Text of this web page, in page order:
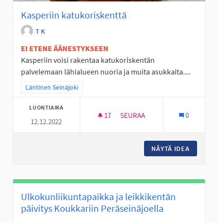
Kasperiin katukoriskenttä
T K
EI ETENE ÄÄNESTYKSEEN
Kasperiin voisi rakentaa katukoriskentän
palvelemaan lähialueen nuoria ja muita asukkaita....
Rajaa tulokset teeman mukaan: Läntinen Seinäjoki
Läntinen Seinäjoki
LUONTIAIKA
12.12.2022
17 17 SEURAAJAA
SEURAA 0
NÄYTÄ IDEA
Ulkokunliikuntapaikka ja leikkikentän
päivitys Koukkariin Peräseinäjoella